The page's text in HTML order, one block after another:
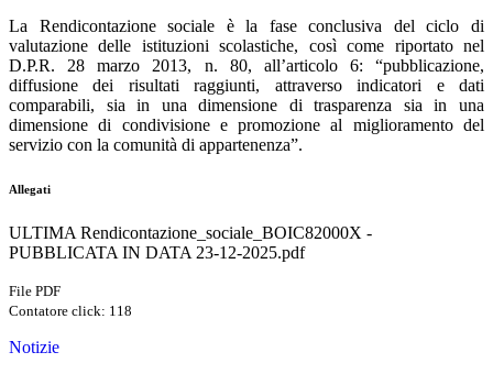
La Rendicontazione sociale è la fase conclusiva del ciclo di
valutazione delle istituzioni scolastiche, così come riportato nel
D.P.R. 28 marzo 2013, n. 80, all’articolo 6: “pubblicazione,
diffusione dei risultati raggiunti, attraverso indicatori e dati
comparabili, sia in una dimensione di trasparenza sia in una
dimensione di condivisione e promozione al miglioramento del
servizio con la comunità di appartenenza”.
Allegati
ULTIMA Rendicontazione_sociale_BOIC82000X -
PUBBLICATA IN DATA 23-12-2025.pdf
File PDF
Contatore click: 118
Notizie